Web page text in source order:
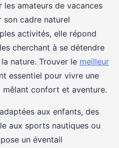
amateurs de vacances
son cadre naturel
activités, elle répond
cherchant à se détendre
nature. Trouver le meilleur
essentiel pour vivre une
mêlant confort et aventure.
aux enfants, des
aux sports nautiques ou
un éventail